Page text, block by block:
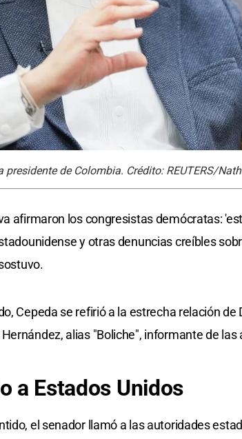
presidente de Colombia. Crédito: REUTERS/
afirmaron los congresistas demócratas:
y otras denuncias creíbles
Cepeda se refirió a la estrecha relación
alias "Boliche", informante de
a Estados Unidos
el senador llamó a las autoridades